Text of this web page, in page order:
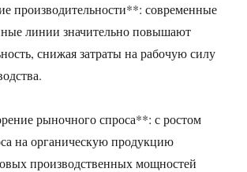
производительности**: современные
линии значительно повышают
снижая затраты на рабочую силу
рыночного спроса**: с ростом
на органическую продукцию
производственных мощностей